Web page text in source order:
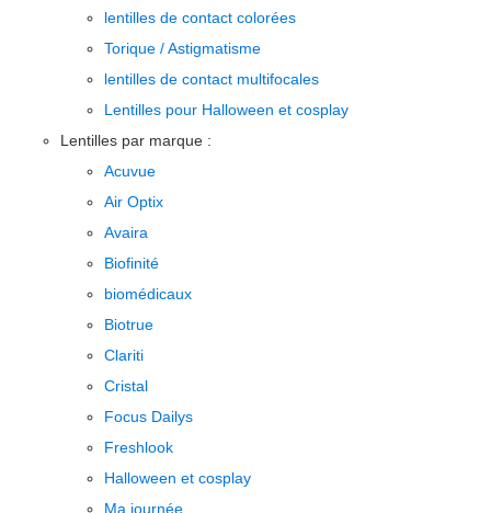
lentilles de contact colorées
Torique / Astigmatisme
lentilles de contact multifocales
Lentilles pour Halloween et cosplay
Lentilles par marque :
Acuvue
Air Optix
Avaira
Biofinité
biomédicaux
Biotrue
Clariti
Cristal
Focus Dailys
Freshlook
Halloween et cosplay
Ma journée